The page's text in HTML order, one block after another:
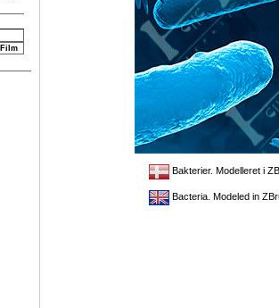
Bakterier. Modelleret i
Bacteria. Modeled in